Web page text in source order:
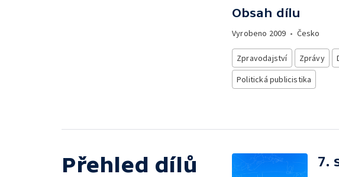
Obsah dílu
Vyrobeno 2009 • Česko
Zpravodajství Zprávy
Politická publicistika
Přehled dílů 7.